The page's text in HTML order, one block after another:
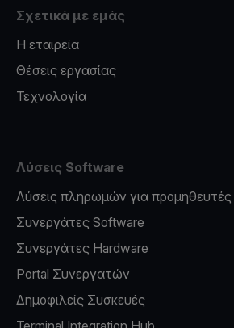
Σχετικά με εμάς
Η εταιρεία
Θέσεις εργασίας
Τεχνολογία
Λύσεις Software
Λύσεις πληρωμών για
Συνεργάτες Software
Συνεργάτες Hardware
Portal Συνεργατών
Δημοφιλείς Συσκευές